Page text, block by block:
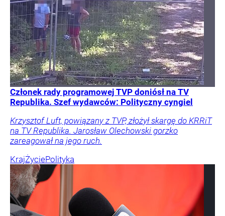
Członek rady programowej TVP doniósł na TV
Republika. Szef wydawców: Polityczny cyngiel
Krzysztof Luft, powiązany z TVP, złożył skargę do KRRiT
na TV Republika. Jarosław Olechowski gorzko
zareagował na jego ruch.
KrajŻyciePolityka